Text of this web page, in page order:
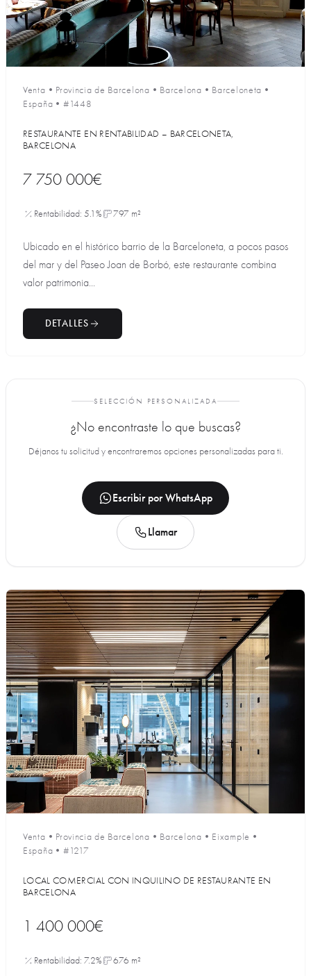
Venta • Provincia de Barcelona • Barcelona • Barceloneta •
España • #1448
RESTAURANTE EN RENTABILIDAD – BARCELONETA,
BARCELONA
7 750 000€
Rentabilidad: 5.1% 797 m²
Ubicado en el histórico barrio de la Barceloneta, a pocos pasos
del mar y del Paseo Joan de Borbó, este restaurante combina
valor patrimonia...
DETALLES
SELECCIÓN PERSONALIZADA
¿No encontraste lo que buscas?
Déjanos tu solicitud y encontraremos opciones personalizadas para ti.
Escribir por WhatsApp
Llamar
Venta • Provincia de Barcelona • Barcelona • Eixample •
España • #1217
LOCAL COMERCIAL CON INQUILINO DE RESTAURANTE EN
BARCELONA
1 400 000€
Rentabilidad: 7.2% 676 m²